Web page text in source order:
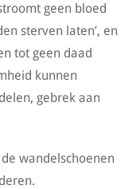
geen bloed
sterven laten’, en
tot geen daad
kunnen
gebrek aan
wandelschoenen